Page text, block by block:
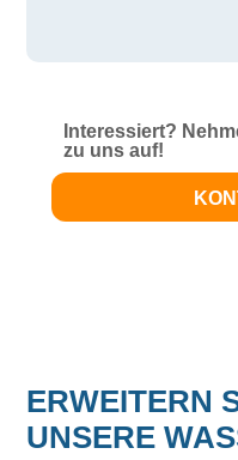
Interessiert?
zu uns auf!
ERWEITERN
UNSERE